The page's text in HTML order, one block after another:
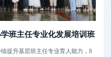
班主任专业化发展培训班
提升基层班主任专业育人能力，8